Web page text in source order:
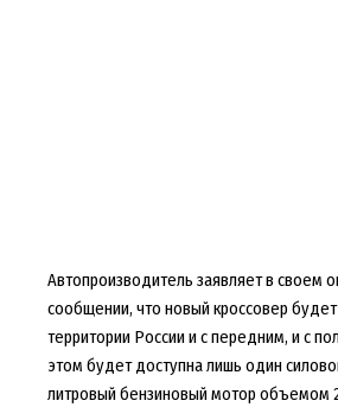
Автопроизводитель заявляет в своем
сообщении, что новый кроссовер будет
территории России и с передним, и с
этом будет доступна лишь один
литровый бензиновый мотор объемом